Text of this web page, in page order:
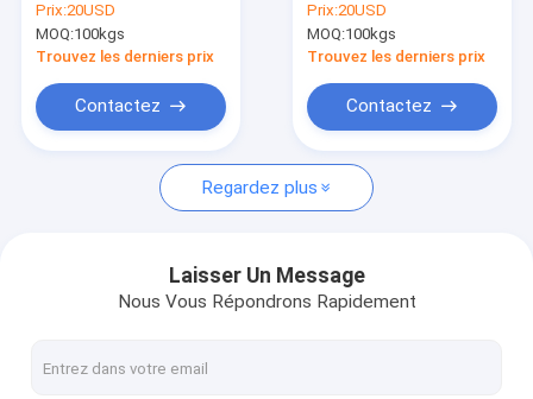
Contactez-nous
Demandez une citation
Alliage de cuivre de béryllium
Cuivre du béryllium C17300
C17510 Beryllium Copper
électrodes/commutateurs
de soudage par
résistance
Prix:20USD
MOQ:100kgs
Trouvez les derniers prix
Contactez
des composants de
soudage par
résistance
Prix:20USD
MOQ:100kgs
Trouvez les derniers prix
Contactez
Regardez plus
Laisser Un Message
Nous Vous Répondrons Rapidement